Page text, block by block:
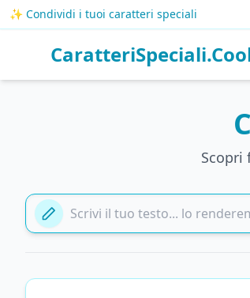
✨ Condividi i tuoi caratteri speciali
Scopri
Aggiungi il tuo testo qui